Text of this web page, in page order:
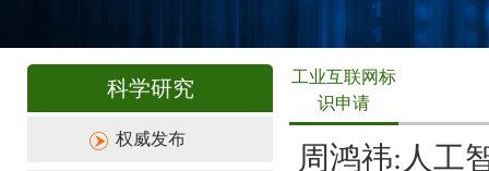
科学研究
权威发布
工业互联网标
识申请
周鸿祎:人工